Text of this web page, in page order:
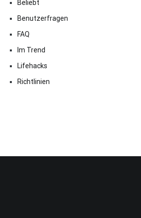
Beliebt
Benutzerfragen
FAQ
Im Trend
Lifehacks
Richtlinien